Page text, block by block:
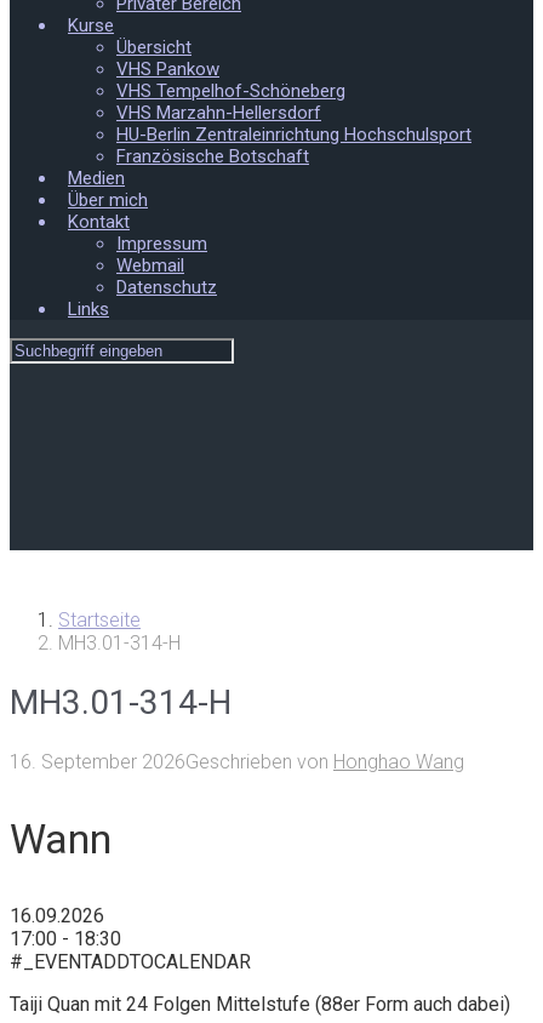
Kurse
Übersicht
VHS Pankow
VHS Tempelhof-Schöneberg
VHS Marzahn-Hellersdorf
HU-Berlin Zentraleinrichtung Hochschulsport
Französische Botschaft
Medien
Über mich
Kontakt
Impressum
Webmail
Datenschutz
Links
Startseite
MH3.01-314-H
MH3.01-314-H
16. September 2026Geschrieben von Honghao Wang
Wann
16.09.2026
17:00 - 18:30
#_EVENTADDTOCALENDAR
Taiji Quan mit 24 Folgen Mittelstufe (88er Form auch dabei)